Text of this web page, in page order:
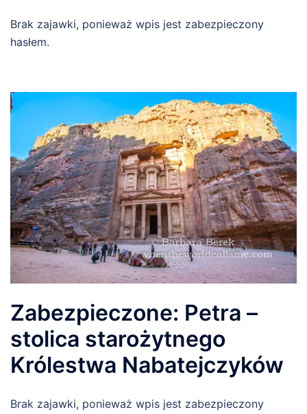
Brak zajawki, ponieważ wpis jest zabezpieczony
hasłem.
Zabezpieczone: Petra –
stolica starożytnego
Królestwa Nabatejczyków
Brak zajawki, ponieważ wpis jest zabezpieczony